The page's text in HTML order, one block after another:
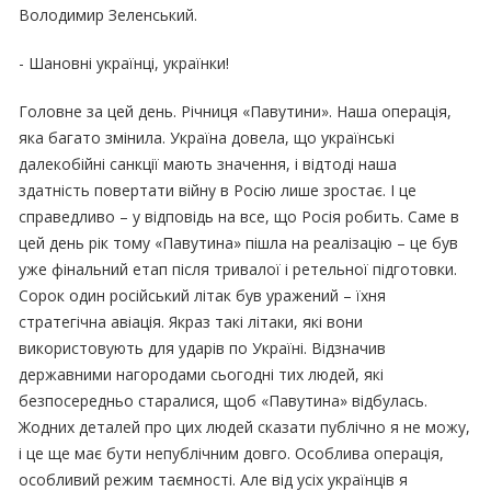
Володимир Зеленський.
- Шановні українці, українки!
Головне за цей день. Річниця «Павутини». Наша операція,
яка багато змінила. Україна довела, що українські
далекобійні санкції мають значення, і відтоді наша
здатність повертати війну в Росію лише зростає. І це
справедливо – у відповідь на все, що Росія робить. Саме в
цей день рік тому «Павутина» пішла на реалізацію – це був
уже фінальний етап після тривалої і ретельної підготовки.
Сорок один російський літак був уражений – їхня
стратегічна авіація. Якраз такі літаки, які вони
використовують для ударів по Україні. Відзначив
державними нагородами сьогодні тих людей, які
безпосередньо старалися, щоб «Павутина» відбулась.
Жодних деталей про цих людей сказати публічно я не можу,
і це ще має бути непублічним довго. Особлива операція,
особливий режим таємності. Але від усіх українців я